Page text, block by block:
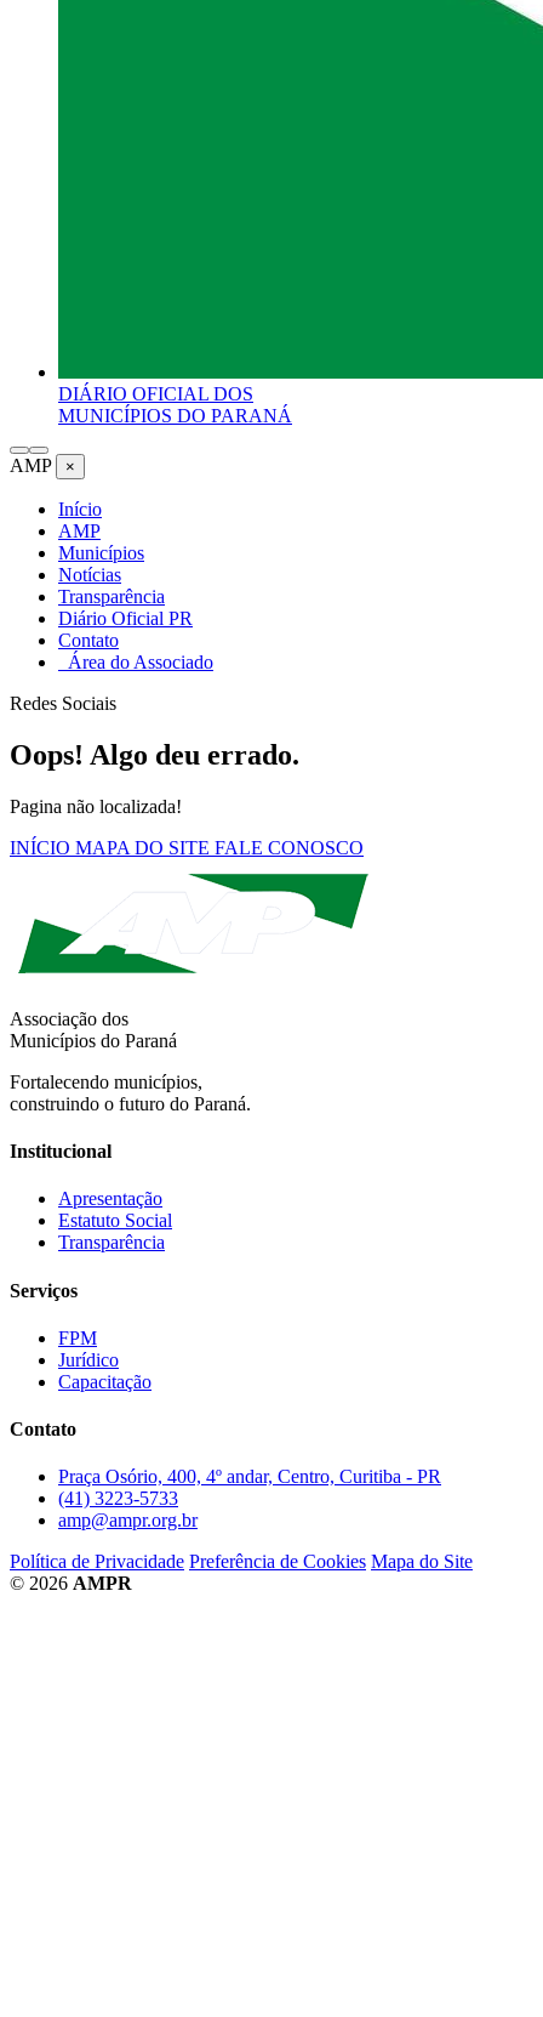
DIÁRIO OFICIAL DOS
MUNICÍPIOS DO PARANÁ
AMP ×
Início
AMP
Municípios
Notícias
Transparência
Diário Oficial PR
Contato
Área do Associado
Redes Sociais
Oops! Algo deu errado.
Pagina não localizada!
INÍCIO MAPA DO SITE FALE CONOSCO
Associação dos
Municípios do Paraná
Fortalecendo municípios,
construindo o futuro do Paraná.
Institucional
Apresentação
Estatuto Social
Transparência
Serviços
FPM
Jurídico
Capacitação
Contato
Praça Osório, 400, 4º andar, Centro, Curitiba - PR
(41) 3223-5733
amp@ampr.org.br
Política de Privacidade Preferência de Cookies Mapa do Site
© 2026 AMPR